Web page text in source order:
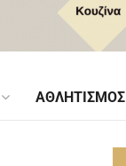
ΑΘΛΗΤΙΣΜΌΣ